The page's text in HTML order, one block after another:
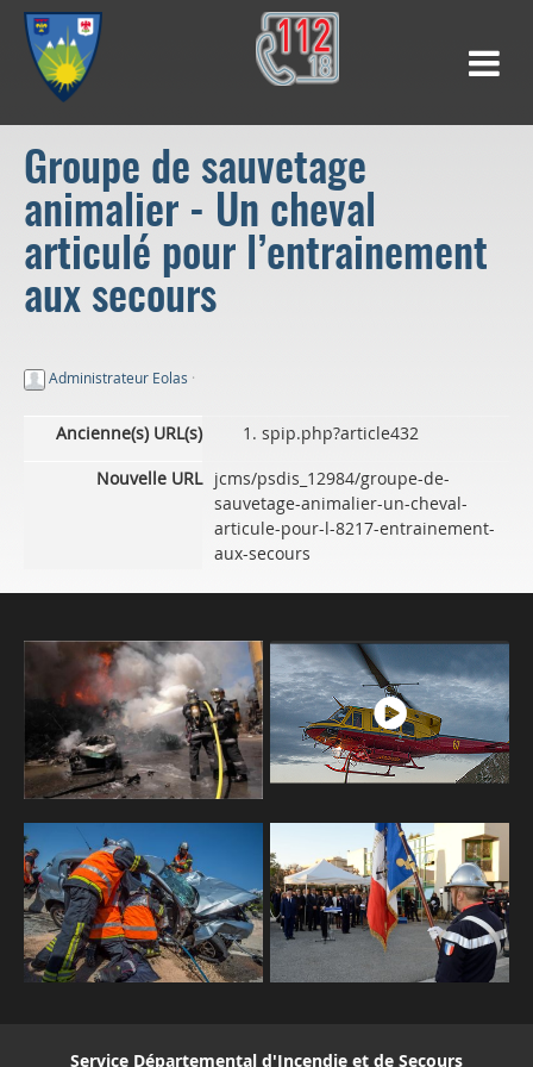
Groupe de sauvetage
animalier - Un cheval
articulé pour l’entrainement
aux secours
Administrateur Eolas ·
Ancienne(s) URL(s)
spip.php?article432
Nouvelle URL jcms/psdis_12984/groupe-de-
sauvetage-animalier-un-cheval-
articule-pour-l-8217-entrainement-
aux-secours
Service Départemental d'Incendie et de Secours